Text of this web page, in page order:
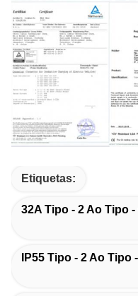
Etiquetas:
32A Tipo - 2 Ao Tipo
IP55 Tipo - 2 Ao Tipo